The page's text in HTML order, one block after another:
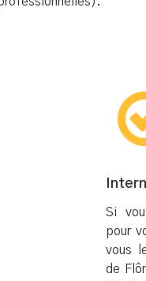
Si
pour
vous
de